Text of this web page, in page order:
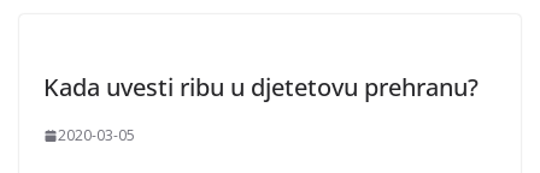
Kada uvesti ribu u djetetovu prehranu?
2020-03-05